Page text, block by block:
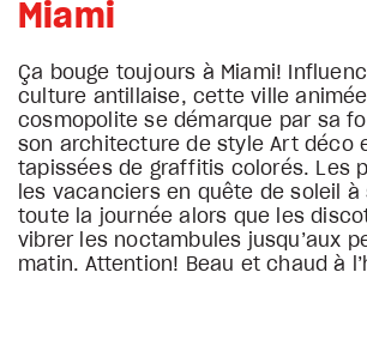
Miami
Ça bouge toujours à Miami!
culture antillaise, cette ville
cosmopolite se démarque par sa
son architecture de style Art déco
tapissées de graffitis colorés. Les
les vacanciers en quête de soleil à
toute la journée alors que les
vibrer les noctambules jusqu’aux
matin. Attention! Beau et chaud à